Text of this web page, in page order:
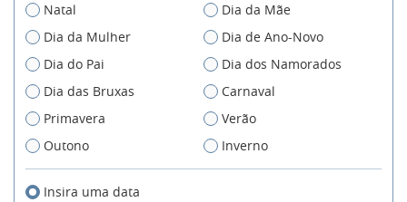
Natal
Dia da Mãe
Dia da Mulher
Dia de Ano-Novo
Dia do Pai
Dia dos Namorados
Dia das Bruxas
Carnaval
Primavera
Verão
Outono
Inverno
Insira uma data